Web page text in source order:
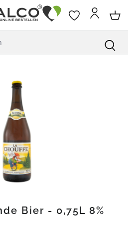
Bier - 0,75L 8%